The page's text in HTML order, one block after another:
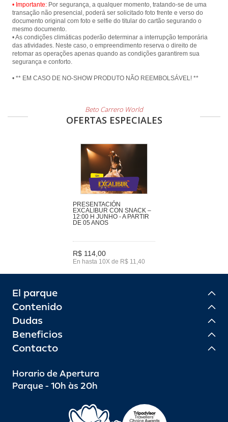
• Importante: Por segurança, a qualquer momento, tratando-se de uma
transação não presencial, poderá ser solicitado foto frente e verso do
documento original com foto e selfie do titular do cartão segurando o
mesmo documento.
• As condições climáticas poderão determinar a interrupção temporária
das atividades. Neste caso, o empreendimento reserva o direito de
retomar as operações apenas quando as condições garantirem sua
segurança e conforto.
• ** EM CASO DE NO-SHOW PRODUTO NÃO REEMBOLSÁVEL! **
Beto Carrero World
OFERTAS ESPECIALES
PRESENTACIÓN
EXCALIBUR CON SNACK –
12:00 H JUNHO - A PARTIR
DE 05 ANOS
R$ 114,00
En hasta 10X de R$ 11,40
El parque
Contenido
Dudas
Beneficios
Contacto
Horario de Apertura
Parque - 10h às 20h